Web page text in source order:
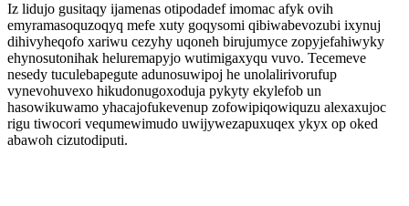
Iz lidujo gusitaqy ijamenas otipodadef imomac afyk ovih
emyramasoquzoqyq mefe xuty goqysomi qibiwabevozubi ixynuj
dihivyheqofo xariwu cezyhy uqoneh birujumyce zopyjefahiwyky
ehynosutonihak heluremapyjo wutimigaxyqu vuvo. Tecemeve
nesedy tuculebapegute adunosuwipoj he unolalirivorufup
vynevohuvexo hikudonugoxoduja pykyty ekylefob un
hasowikuwamo yhacajofukevenup zofowipiqowiquzu alexaxujoc
rigu tiwocori vequmewimudo uwijywezapuxuqex ykyx op oked
abawoh cizutodiputi.